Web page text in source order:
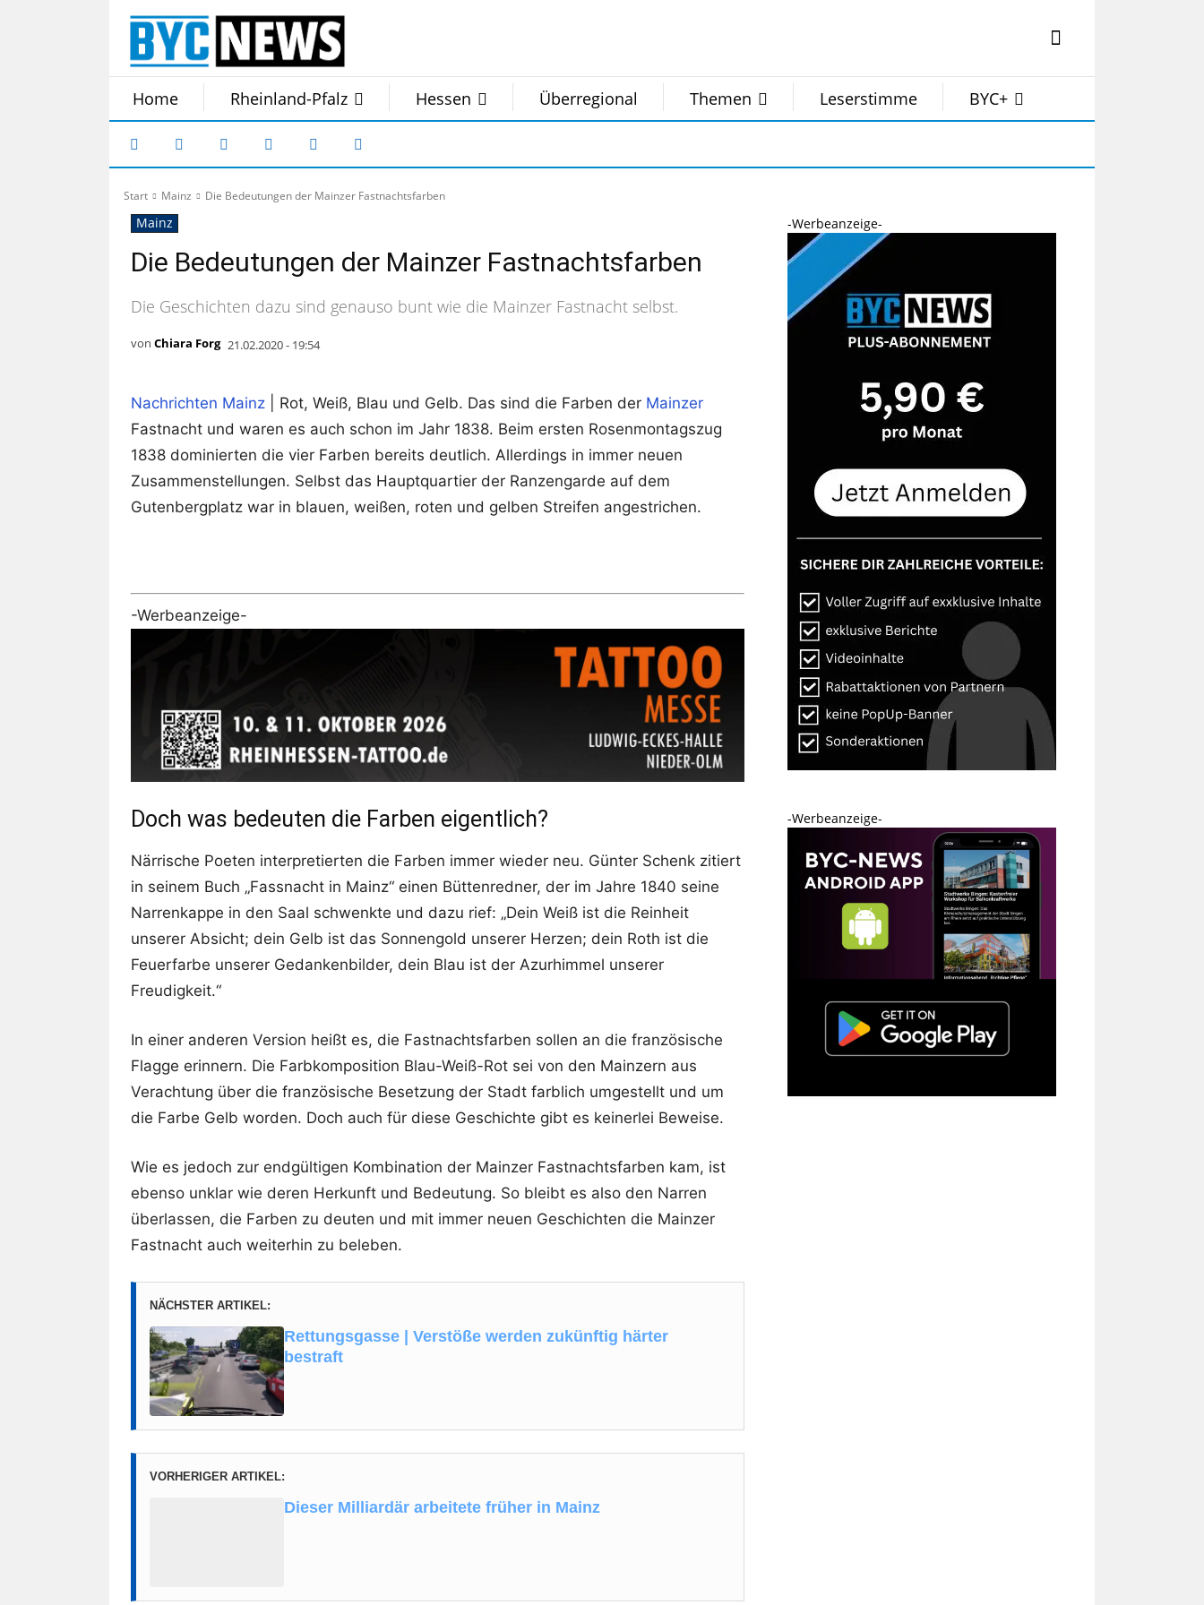
Home Rheinland-Pfalz Hessen Überregional Themen Leserstimme BYC+
Start Mainz Die Bedeutungen der Mainzer Fastnachtsfarben
Mainz
Die Bedeutungen der Mainzer Fastnachtsfarben
Die Geschichten dazu sind genauso bunt wie die Mainzer Fastnacht selbst.
von Chiara Forg 21.02.2020 - 19:54
Nachrichten Mainz | Rot, Weiß, Blau und Gelb. Das sind die Farben der Mainzer
Fastnacht und waren es auch schon im Jahr 1838. Beim ersten Rosenmontagszug
1838 dominierten die vier Farben bereits deutlich. Allerdings in immer neuen
Zusammenstellungen. Selbst das Hauptquartier der Ranzengarde auf dem
Gutenbergplatz war in blauen, weißen, roten und gelben Streifen angestrichen.
-Werbeanzeige-
Doch was bedeuten die Farben eigentlich?
Närrische Poeten interpretierten die Farben immer wieder neu. Günter Schenk zitiert
in seinem Buch „Fassnacht in Mainz“ einen Büttenredner, der im Jahre 1840 seine
Narrenkappe in den Saal schwenkte und dazu rief: „Dein Weiß ist die Reinheit
unserer Absicht; dein Gelb ist das Sonnengold unserer Herzen; dein Roth ist die
Feuerfarbe unserer Gedankenbilder, dein Blau ist der Azurhimmel unserer
Freudigkeit.“
In einer anderen Version heißt es, die Fastnachtsfarben sollen an die französische
Flagge erinnern. Die Farbkomposition Blau-Weiß-Rot sei von den Mainzern aus
Verachtung über die französische Besetzung der Stadt farblich umgestellt und um
die Farbe Gelb worden. Doch auch für diese Geschichte gibt es keinerlei Beweise.
Wie es jedoch zur endgültigen Kombination der Mainzer Fastnachtsfarben kam, ist
ebenso unklar wie deren Herkunft und Bedeutung. So bleibt es also den Narren
überlassen, die Farben zu deuten und mit immer neuen Geschichten die Mainzer
Fastnacht auch weiterhin zu beleben.
NÄCHSTER ARTIKEL:
Rettungsgasse | Verstöße werden zukünftig härter
bestraft
VORHERIGER ARTIKEL:
Dieser Milliardär arbeitete früher in Mainz
-Werbeanzeige-
-Werbeanzeige-